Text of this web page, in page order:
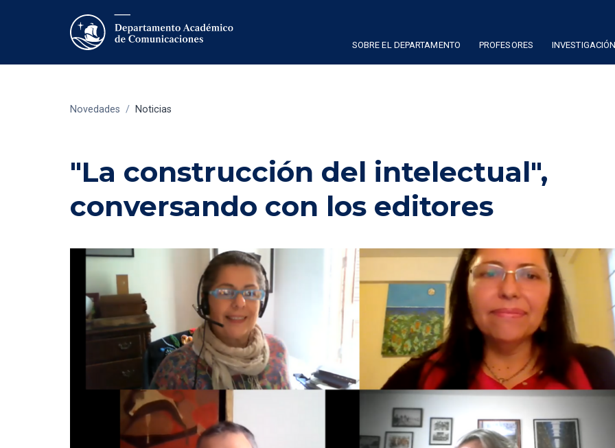
SOBRE EL DEPARTAMENTO PROFESORES INVESTIGACIÓN
Novedades / Noticias
"La construcción del intelectual",
conversando con los editores